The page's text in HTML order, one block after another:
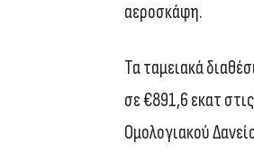
αεροσκάφη.
Τα ταμειακά
σε €891,6 εκατ
Ομολογιακού